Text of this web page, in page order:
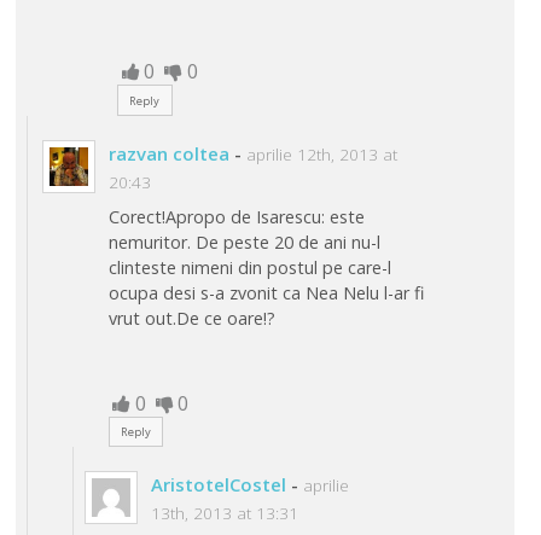
0 0
Reply
razvan coltea - aprilie 12th, 2013 at
20:43
Corect!Apropo de Isarescu: este
nemuritor. De peste 20 de ani nu-l
clinteste nimeni din postul pe care-l
ocupa desi s-a zvonit ca Nea Nelu l-ar fi
vrut out.De ce oare!?
0 0
Reply
AristotelCostel - aprilie
13th, 2013 at 13:31